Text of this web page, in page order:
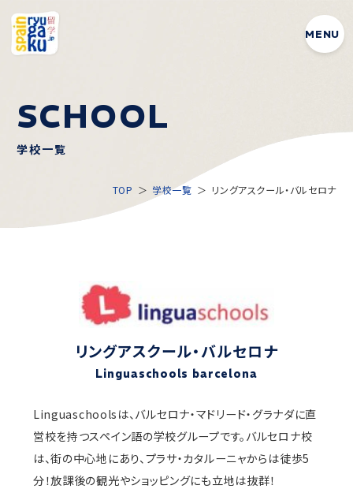
MENU
SCHOOL
学校一覧
TOP 学校一覧 リングアスクール・バルセロナ
リングアスクール・バルセロナ
Linguaschools barcelona
Linguaschoolsは、バルセロナ・マドリード・グラナダに直
営校を持つスペイン語の学校グループです。バルセロナ校
は、街の中心地にあり、プラサ・カタルーニャからは徒歩5
分！放課後の観光やショッピングにも立地は抜群！